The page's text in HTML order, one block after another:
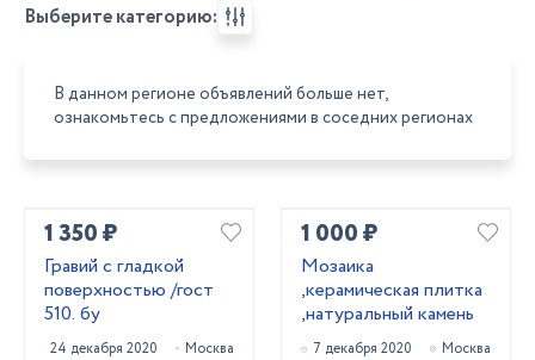
Выберите категорию:
В данном регионе объявлений больше нет,
ознакомьтесь с предложениями в соседних регионах
1 350 ₽
Гравий с гладкой
поверхностью /гост
510. бу
24 декабря 2020 Москва
1 000 ₽
Мозаика
,керамическая плитка
,натуральный камень
7 декабря 2020 Москва